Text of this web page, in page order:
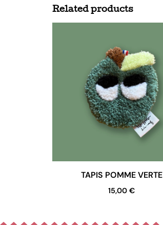
Related products
TAPIS POMME VERTE
15,00 €